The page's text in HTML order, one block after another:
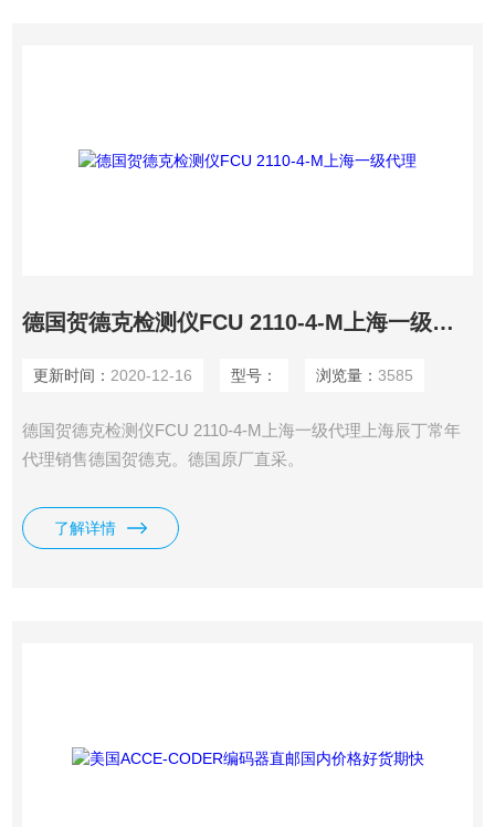
德国贺德克检测仪FCU 2110-4-M上海一级代理
更新时间： 2020-12-16 型号： 浏览量： 3585
德国贺德克检测仪FCU 2110-4-M上海一级代理上海辰丁常年
代理销售德国贺德克。德国原厂直采。
了解详情